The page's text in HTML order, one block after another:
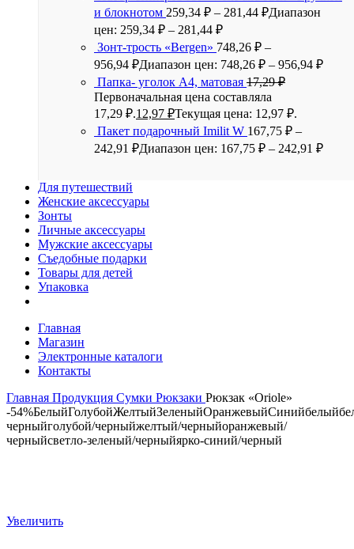
и блокнотом 259,34 ₽ – 281,44 ₽Диапазон
цен: 259,34 ₽ – 281,44 ₽
Зонт-трость «Bergen» 748,26 ₽ –
956,94 ₽Диапазон цен: 748,26 ₽ – 956,94 ₽
Папка- уголок А4, матовая 17,29₽
Первоначальная цена составляла
17,29 ₽.12,97 ₽Текущая цена: 12,97 ₽.
Пакет подарочный Imilit W 167,75 ₽ –
242,91 ₽Диапазон цен: 167,75 ₽ – 242,91 ₽
Для путешествий
Женские аксессуары
Зонты
Личные аксессуары
Мужские аксессуары
Съедобные подарки
Товары для детей
Упаковка
Главная
Магазин
Электронные каталоги
Контакты
Главная Продукция Сумки Рюкзаки Рюкзак «Oriole»
-54%БелыйГолубойЖелтыйЗеленыйОранжевыйСинийбелый
черныйголубой/черныйжелтый/черныйоранжевый/
черныйсветло-зеленый/черныйярко-синий/черный
Увеличить